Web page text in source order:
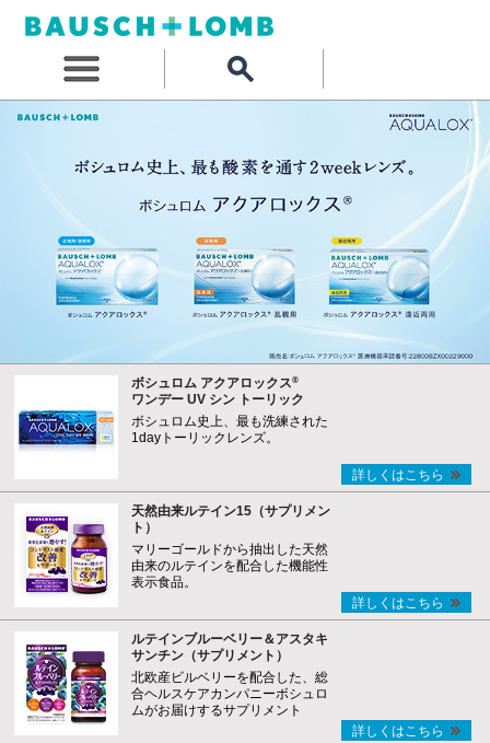
ボシュロム アクアロックス®
ワンデー UV シン トーリック
ボシュロム史上、最も洗練された
1dayトーリックレンズ。
詳しくはこちら
天然由来ルテイン15（サプリメン
ト）
マリーゴールドから抽出した天然
由来のルテインを配合した機能性
表示食品。
詳しくはこちら
ルテインブルーベリー＆アスタキ
サンチン（サプリメント）
北欧産ビルベリーを配合した、総
合ヘルスケアカンパニーボシュロ
ムがお届けするサプリメント
詳しくはこちら